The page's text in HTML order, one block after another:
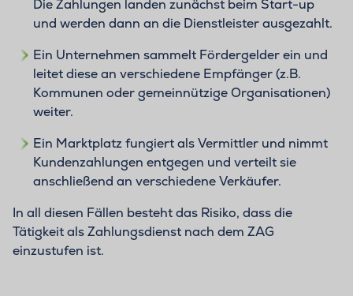
Die Zahlungen landen zunächst beim Start-up
und werden dann an die Dienstleister ausgezahlt.
Ein Unternehmen sammelt Fördergelder ein und
leitet diese an verschiedene Empfänger (z.B.
Kommunen oder gemeinnützige Organisationen)
weiter.
Ein Marktplatz fungiert als Vermittler und nimmt
Kundenzahlungen entgegen und verteilt sie
anschließend an verschiedene Verkäufer.
In all diesen Fällen besteht das Risiko, dass die
Tätigkeit als Zahlungsdienst nach dem ZAG
einzustufen ist.